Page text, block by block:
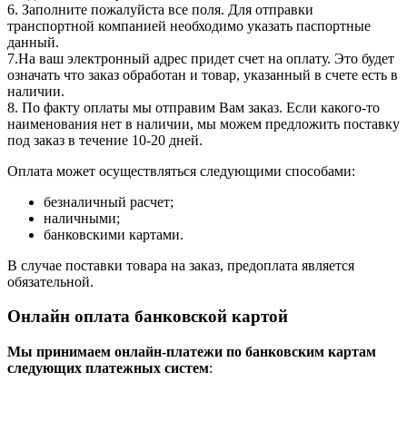
6. Заполните пожалуйста все поля. Для отправки
транспортной компанией необходимо указать паспортные
данный.
7.На ваш электронный адрес придет счет на оплату. Это будет
означать что заказ обработан и товар, указанный в счете есть в
наличии.
8. По факту оплаты мы отправим Вам заказ. Если какого-то
наименования нет в наличии, мы можем предложить поставку
под заказ в течение 10-20 дней.
Оплата может осуществляться следующими способами:
безналичный расчет;
наличными;
банковскими картами.
В случае поставки товара на заказ, предоплата является
обязательной.
Онлайн оплата банковской картой
Мы принимаем онлайн-платежи по банковским картам
cледующих платежных систем: